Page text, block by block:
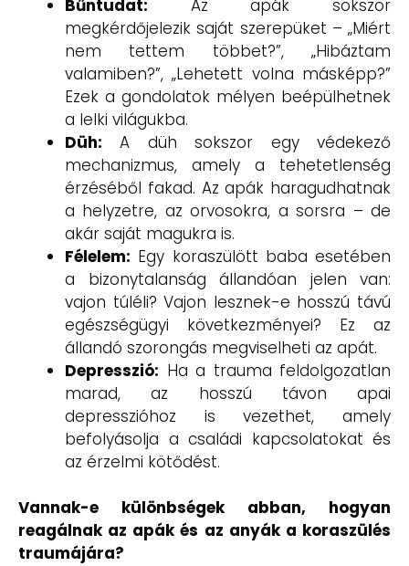
Bűntudat: Az apák sokszor
megkérdőjelezik saját szerepüket – „Miért
nem tettem többet?”, „Hibáztam
valamiben?”, „Lehetett volna másképp?”
Ezek a gondolatok mélyen beépülhetnek
a lelki világukba.
Düh: A düh sokszor egy védekező
mechanizmus, amely a tehetetlenség
érzéséből fakad. Az apák haragudhatnak
a helyzetre, az orvosokra, a sorsra – de
akár saját magukra is.
Félelem: Egy koraszülött baba esetében
a bizonytalanság állandóan jelen van:
vajon túléli? Vajon lesznek-e hosszú távú
egészségügyi következményei? Ez az
állandó szorongás megviselheti az apát.
Depresszió: Ha a trauma feldolgozatlan
marad, az hosszú távon apai
depresszióhoz is vezethet, amely
befolyásolja a családi kapcsolatokat és
az érzelmi kötődést.
Vannak-e különbségek abban, hogyan
reagálnak az apák és az anyák a koraszülés
traumájára?